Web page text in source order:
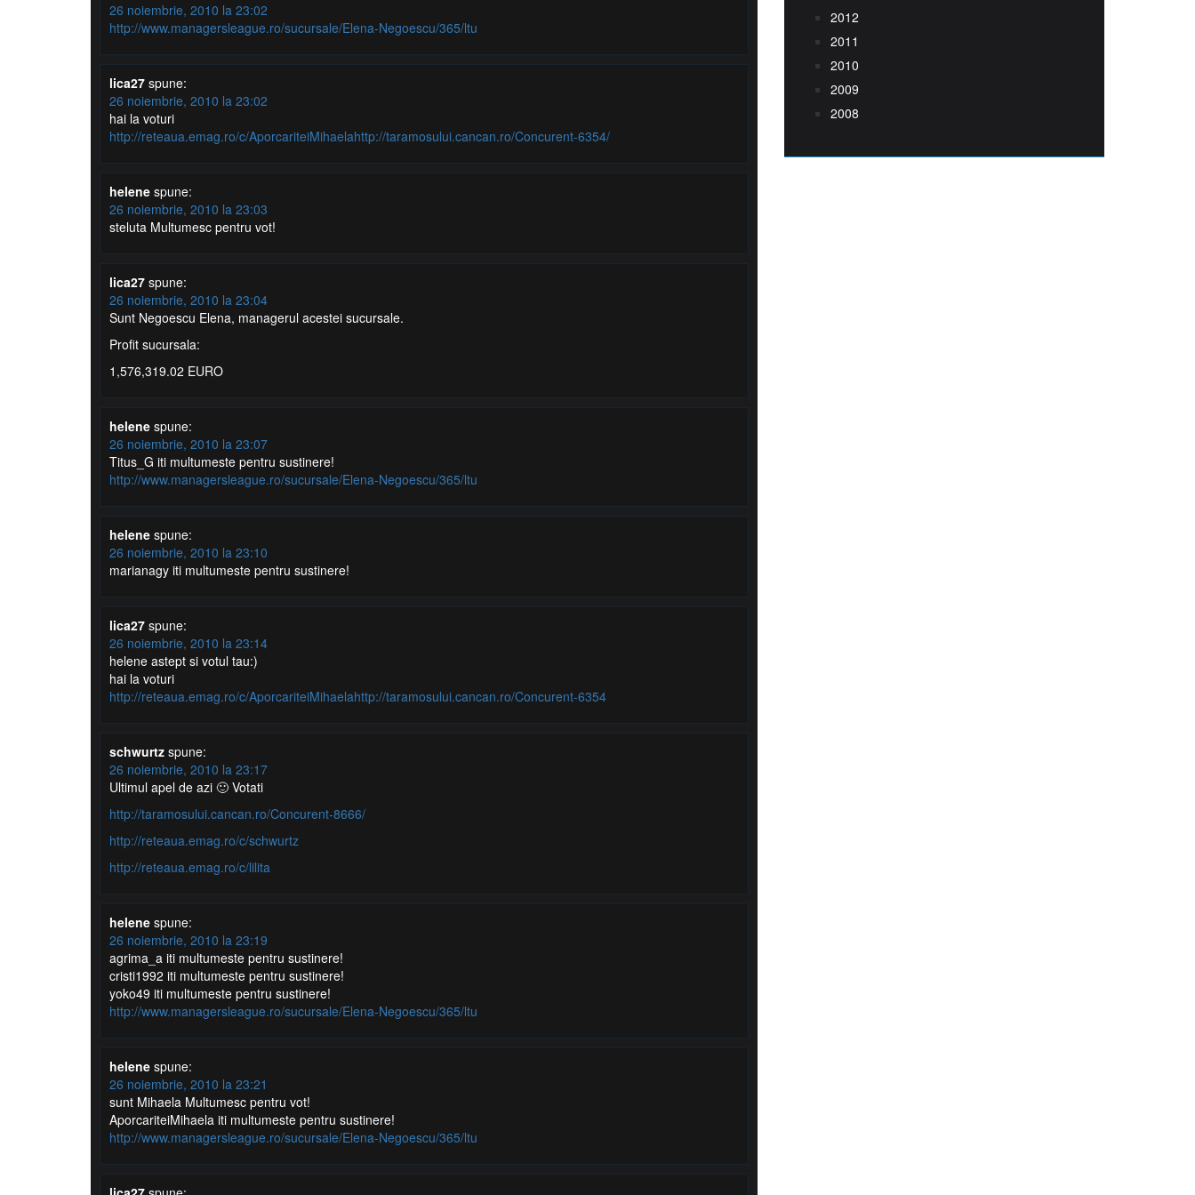
26 noiembrie, 2010 la 23:02
http://www.managersleague.ro/sucursale/Elena-Negoescu/365/ltu
lica27 spune:
26 noiembrie, 2010 la 23:02
hai la voturi
http://reteaua.emag.ro/c/AporcariteiMihaelahttp://taramosului.cancan.ro/Concurent-6354/
helene spune:
26 noiembrie, 2010 la 23:03
steluta Multumesc pentru vot!
lica27 spune:
26 noiembrie, 2010 la 23:04
Sunt Negoescu Elena, managerul acestei sucursale.
Profit sucursala:
1,576,319.02 EURO
helene spune:
26 noiembrie, 2010 la 23:07
Titus_G iti multumeste pentru sustinere!
http://www.managersleague.ro/sucursale/Elena-Negoescu/365/ltu
helene spune:
26 noiembrie, 2010 la 23:10
marianagy iti multumeste pentru sustinere!
lica27 spune:
26 noiembrie, 2010 la 23:14
helene astept si votul tau:)
hai la voturi
http://reteaua.emag.ro/c/AporcariteiMihaelahttp://taramosului.cancan.ro/Concurent-6354
schwurtz spune:
26 noiembrie, 2010 la 23:17
Ultimul apel de azi 🙂 Votati
http://taramosului.cancan.ro/Concurent-8666/
http://reteaua.emag.ro/c/schwurtz
http://reteaua.emag.ro/c/lilita
helene spune:
26 noiembrie, 2010 la 23:19
agrima_a iti multumeste pentru sustinere!
cristi1992 iti multumeste pentru sustinere!
yoko49 iti multumeste pentru sustinere!
http://www.managersleague.ro/sucursale/Elena-Negoescu/365/ltu
helene spune:
26 noiembrie, 2010 la 23:21
sunt Mihaela Multumesc pentru vot!
AporcariteiMihaela iti multumeste pentru sustinere!
http://www.managersleague.ro/sucursale/Elena-Negoescu/365/ltu
2012
2011
2010
2009
2008